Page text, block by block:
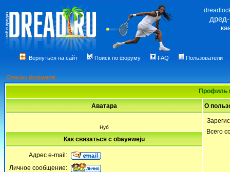
Вернуться на сайт Поиск по форуму FAQ Пользователи
Список форумов
Профиль
Аватара О
Нуб
Всего
Как связаться с obayeweju
Адрес e-mail:
Личное сообщение: